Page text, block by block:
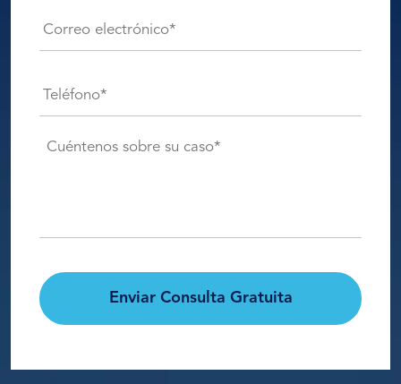
electrónico* *
Detalles
Enviar Consulta Gratuita